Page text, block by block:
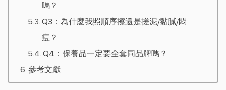
嗎？
Q3：為什麼我照順序擦還是搓泥/黏膩/悶
痘？
Q4：保養品一定要全套同品牌嗎？
參考文獻